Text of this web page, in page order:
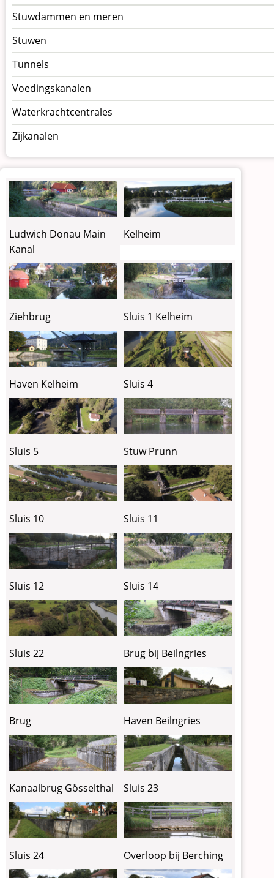
Stuwdammen en meren
Stuwen
Tunnels
Voedingskanalen
Waterkrachtcentrales
Zijkanalen
Ludwich Donau Main
Kanal
Kelheim
Ziehbrug Sluis 1 Kelheim
Haven Kelheim Sluis 4
Sluis 5 Stuw Prunn
Sluis 10 Sluis 11
Sluis 12 Sluis 14
Sluis 22 Brug bij Beilngries
Brug Haven Beilngries
Kanaalbrug Gösselthal Sluis 23
Sluis 24 Overloop bij Berching